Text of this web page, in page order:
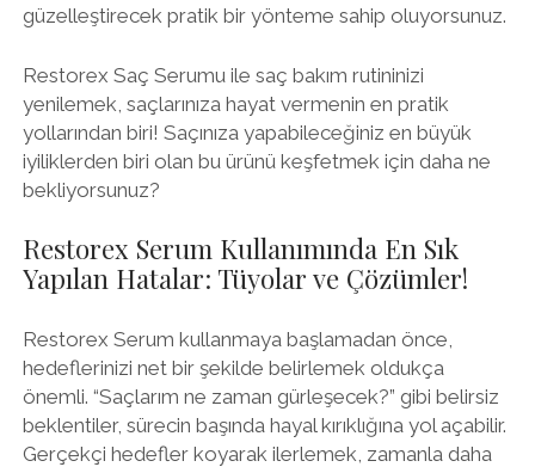
güzelleştirecek pratik bir yönteme sahip oluyorsunuz.
Restorex Saç Serumu ile saç bakım rutininizi
yenilemek, saçlarınıza hayat vermenin en pratik
yollarından biri! Saçınıza yapabileceğiniz en büyük
iyiliklerden biri olan bu ürünü keşfetmek için daha ne
bekliyorsunuz?
Restorex Serum Kullanımında En Sık
Yapılan Hatalar: Tüyolar ve Çözümler!
Restorex Serum kullanmaya başlamadan önce,
hedeflerinizi net bir şekilde belirlemek oldukça
önemli. “Saçlarım ne zaman gürleşecek?” gibi belirsiz
beklentiler, sürecin başında hayal kırıklığına yol açabilir.
Gerçekçi hedefler koyarak ilerlemek, zamanla daha